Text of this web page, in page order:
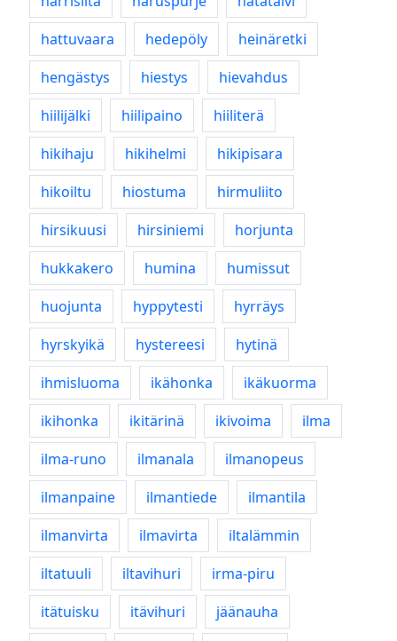
hattuvaara
hedepöly
heinäretki
hengästys
hiestys
hievahdus
hiilijälki
hiilipaino
hiiliterä
hikihaju
hikihelmi
hikipisara
hikoiltu
hiostuma
hirmuliito
hirsikuusi
hirsiniemi
horjunta
hukkakero
humina
humissut
huojunta
hyppytesti
hyrräys
hyrskyikä
hystereesi
hytinä
ihmisluoma
ikähonka
ikäkuorma
ikihonka
ikitärinä ikivoima
ilma
ilma-runo
ilmanala
ilmanopeus
ilmanpaine
ilmantiede
ilmantila
ilmanvirta
ilmavirta
iltalämmin
iltatuuli
iltavihuri
irma-piru
itätuisku
itävihuri
jäänauha